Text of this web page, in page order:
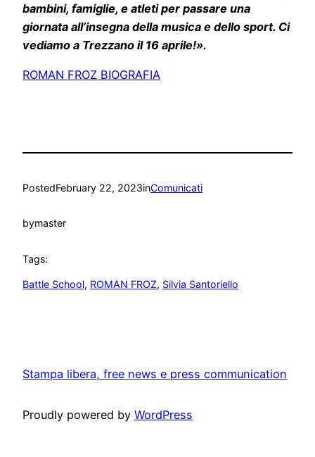
bambini, famiglie, e atleti per passare una
giornata all’insegna della musica e dello sport. Ci
vediamo a Trezzano il 16 aprile!».
ROMAN FROZ BIOGRAFIA
PostedFebruary 22, 2023inComunicati
bymaster
Tags:
Battle School, ROMAN FROZ, Silvia Santoriello
Stampa libera, free news e press communication
Proudly powered by WordPress